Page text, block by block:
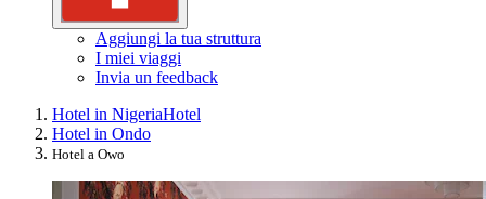
Aggiungi la tua struttura
I miei viaggi
Invia un feedback
Hotel in NigeriaHotel
Hotel in Ondo
Hotel a Owo